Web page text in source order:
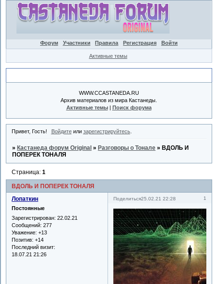
Форум Участники Правила Регистрация Войти
Активные темы
WWW.CCASTANEDA.RU
Архив материалов из мира Кастанеды.
Активные темы| Поиск форума
Привет, Гость! Войдитеили зарегистрируйтесь.
» Кастанеда форум Original » Разговоры о Тонале » ВДОЛЬ И
ПОПЕРЕК ТОНАЛЯ
ВДОЛЬ И ПОПЕРЕК ТОНАЛЯ
Страница:1
Поделиться 1
25.02.21 22:28
Лопаткин
Постоянные
Зарегистрирован: 22.02.21
Сообщений: 277
Уважение: +13
Позитив: +14
Последний визит:
18.07.21 21:26